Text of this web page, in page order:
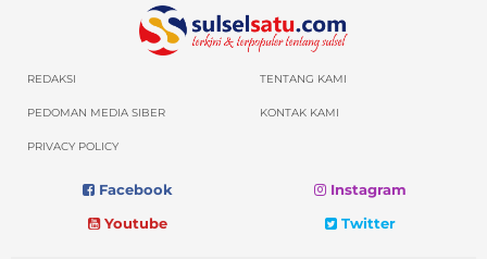
REDAKSI TENTANG KAMI
PEDOMAN MEDIA SIBER KONTAK KAMI
PRIVACY POLICY
Facebook
Instagram
Youtube
Twitter